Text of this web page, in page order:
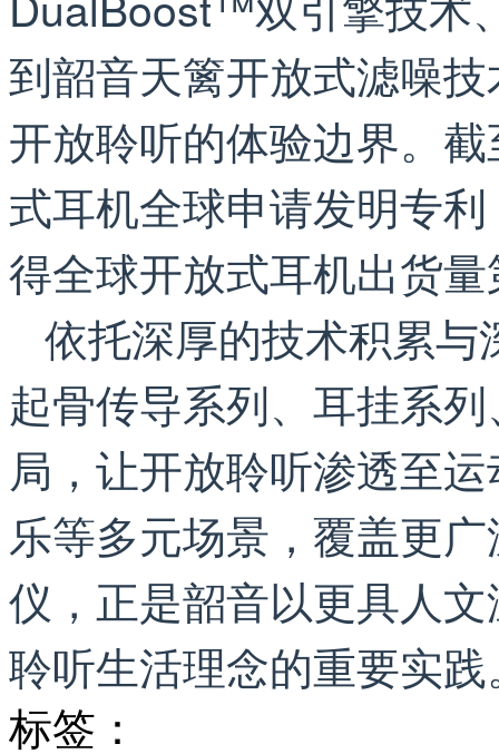
到韶音天篱开放式滤噪
开放聆听的体验边界。
式耳机全球申请发明专
得全球开放式耳机出货
依托深厚的技术积累
起骨传导系列、耳挂系
局，让开放聆听渗透至
乐等多元场景，覆盖更
仪，正是韶音以更具人
聆听生活理念的重要实
标签：